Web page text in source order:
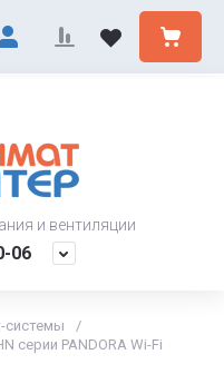
и вентиляции
06
системы
/
серии PANDORA Wi-Fi